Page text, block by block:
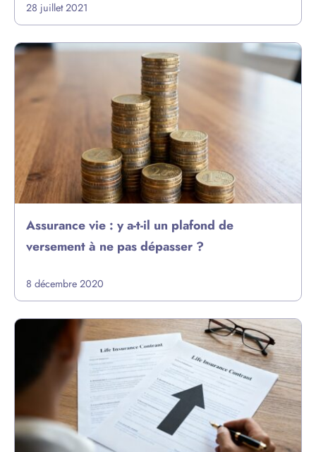
28 juillet 2021
Assurance vie : y a-t-il un plafond de
versement à ne pas dépasser ?
8 décembre 2020